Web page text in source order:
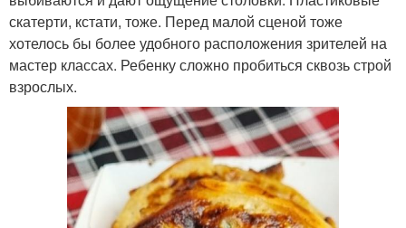
скатерти, кстати, тоже. Перед малой сценой тоже
хотелось бы более удобного расположения зрителей на
мастер классах. Ребенку сложно пробиться сквозь строй
взрослых.